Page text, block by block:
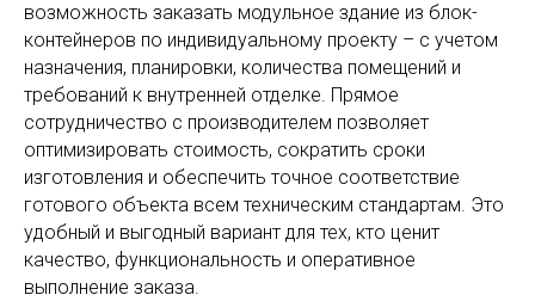
возможность заказать модульное здание из блок-
контейнеров по индивидуальному проекту – с учетом
назначения, планировки, количества помещений и
требований к внутренней отделке. Прямое
сотрудничество с производителем позволяет
оптимизировать стоимость, сократить сроки
изготовления и обеспечить точное соответствие
готового объекта всем техническим стандартам. Это
удобный и выгодный вариант для тех, кто ценит
качество, функциональность и оперативное
выполнение заказа.